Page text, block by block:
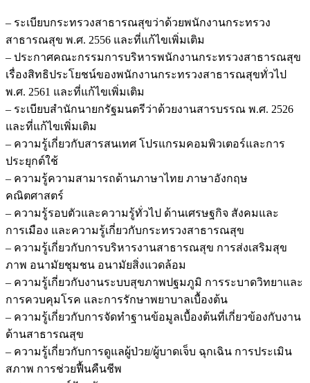
นครสวรรค์
ชิ้น
– ระเบียบกระทรวงสาธารณสุขว่าด้วยพนักงานกระทรวง
สาธารณสุข พ.ศ. 2556 และที่แก้ไขเพิ่มเติม
– ประกาศคณะกรรมการบริหารพนักงานกระทรวงสาธารณสุข
เรื่องสิทธิประโยชน์ของพนักงานกระทรวงสาธารณสุขทั่วไป
พ.ศ. 2561 และที่แก้ไขเพิ่มเติม
– ระเบียบสำนักนายกรัฐมนตรีว่าด้วยงานสารบรรณ พ.ศ. 2526
และที่แก้ไขเพิ่มเติม
– ความรู้เกี่ยวกับสารสนเทศ โปรแกรมคอมพิวเตอร์และการ
ประยุกต์ใช้
– ความรู้ความสามารถด้านภาษาไทย ภาษาอังกฤษ
คณิตศาสตร์
– ความรู้รอบตัวและความรู้ทั่วไป ด้านเศรษฐกิจ สังคมและ
การเมือง และความรู้เกี่ยวกับกระทรวงสาธารณสุข
– ความรู้เกี่ยวกับการบริหารงานสาธารณสุข การส่งเสริมสุข
ภาพ อนามัยชุมชน อนามัยสิ่งแวดล้อม
– ความรู้เกี่ยวกับงานระบบสุขภาพปฐมภูมิ การระบาดวิทยาและ
การควบคุมโรค และการรักษาพยาบาลเบื้องต้น
– ความรู้เกี่ยวกับการจัดทำฐานข้อมูลเบื้องต้นที่เกี่ยวข้องกับงาน
ด้านสาธารณสุข
– ความรู้เกี่ยวกับการดูแลผู้ป่วย/ผู้บาดเจ็บ ฉุกเฉิน การประเมิน
สภาพ การช่วยฟื้นคืนชีพ